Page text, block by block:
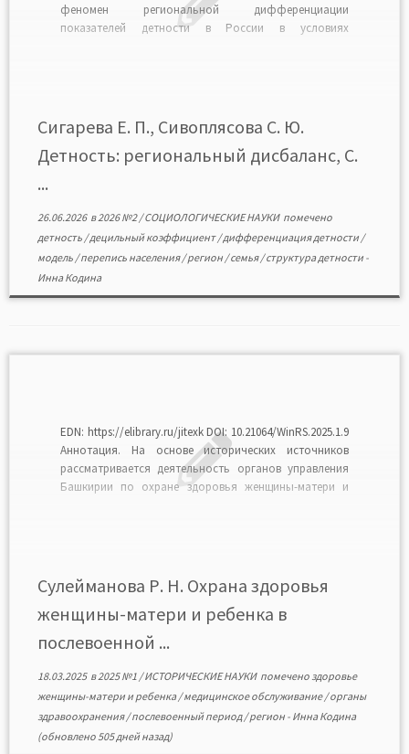
феномен региональной дифференциации
показателей детности в России в условиях
на основе нового исследовательского подхода к
измерению показателей региональной
дифференциации детности в отдельных […]
Сигарева Е. П., Сивоплясова С. Ю.
Детность: региональный дисбаланс, С.
...
26.06.2026в2026 №2/СОЦИОЛОГИЧЕСКИЕ НАУКИ помечено
детность /децильный коэффициент/дифференциация детности /
модель /перепись населения/регион /семья/структура детности -
Инна Кодина
EDN: https://elibrary.ru/jitexk DOI: 10.21064/WinRS.2025.1.9
Аннотация. На основе исторических источников
рассматривается деятельность органов управления
Башкирии по охране здоровья женщины-матери и
женского и детского населения, влияние на них
последствий Великой […]
Сулейманова Р. Н. Охрана здоровья
женщины-матери и ребенка в
послевоенной ...
18.03.2025в2025 №1 /ИСТОРИЧЕСКИЕ НАУКИ помечено здоровье
женщины-матери и ребенка/медицинское обслуживание/органы
здравоохранения/послевоенный период/регион - Инна Кодина
(обновлено 505 дней назад)